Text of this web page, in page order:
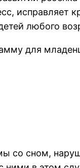
исправляет
любого
для
со сном,